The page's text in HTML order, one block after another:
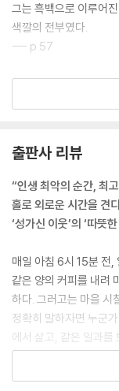
다. 상황의 변화에 따른
그는 40년 동안 한 집에
며, 오직 한 사람에게만
상이 못마땅하다. 또한
서비스센터로 전화해
은 남자이며, 무엇이든
에 발맞추기 보다는 한
이 소설이 시종일관 유
만드는 감동은 모두 오
운전자와는 상종도 하
가 오베다. 오늘의 시각
까칠함이 이 소설의 웃
과거에 비해 현재의 세
수 있다. 오베가 세상의
은 완전히 달라졌을 것
한 캐릭터로 만드는데,
그는 흑백으로 이루어
색깔의 전부였다.
--- p.57
누군가를 잃게 되면 정
소, 잘 때 돌아눕는 방
그는 그녀가 왜 자기를
책이나 이상한 단어 같
는 것들로만 채워진 남
그는 손을 주머니에 찔
늘 그렇게 명랑하게 살
게 말했다.
--- pp.162~163
세상 사람 모두가 그녀
이 했던 얘기였다. 그녀
위해 싸웠다. 그리고
출판사 리뷰
“인생 최악의 순간, 최
홀로 외로운 시간을 견
‘성가신 이웃’의 ‘따뜻
매일 아침 6시 15분 전,
같은 양의 커피를 내려
하다. 그러고는 마을 시
정확히 말하자면 누군
에서 살고, 같은 일과
세 남자 오베. 그에게 31
면 좋지 않겠느냐’고.